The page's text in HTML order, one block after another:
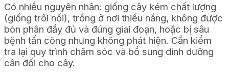
Có nhiều nguyên nhân: giống cây kém chất lượng
(giống trôi nổi), trồng ở nơi thiếu nắng, không được
bón phân đầy đủ và đúng giai đoạn, hoặc bị sâu
bệnh tấn công nhưng không phát hiện. Cần kiểm
tra lại quy trình chăm sóc và bổ sung dinh dưỡng
cân đối cho cây.